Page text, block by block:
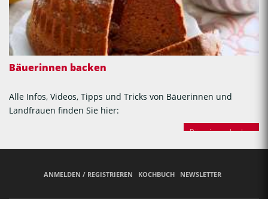
Bäuerinnen backen
Alle Infos, Videos, Tipps und Tricks von Bäuerinnen und
Landfrauen finden Sie hier:
Bäuerinnen backen
ANMELDEN / REGISTRIEREN KOCHBUCH NEWSLETTER